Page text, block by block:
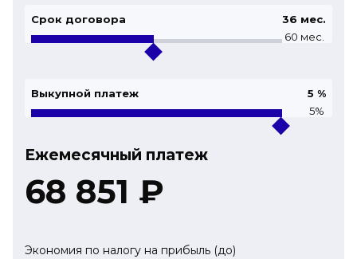
Срок договора 36 мес.
60 мес.
Выкупной платеж 5 %
5%
Ежемесячный платеж
68 851 ₽
Экономия по налогу на прибыль (до)